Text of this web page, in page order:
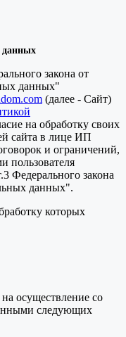
данных
закона от
данных"
(далее - Сайт)
на обработку своих
сайта в лице ИП
и ограничений,
пользователя
Федерального закона
данных".
которых
осуществление со
следующих